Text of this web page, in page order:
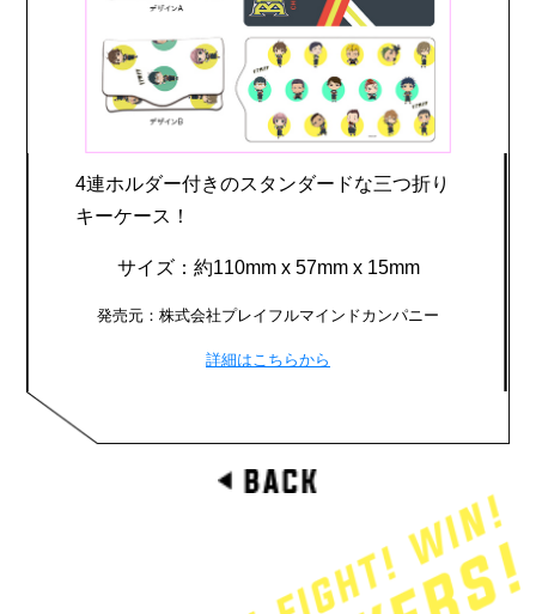
4連ホルダー付きのスタンダードな三つ折り
キーケース！
サイズ：約110mm x 57mm x 15mm
発売元：株式会社プレイフルマインドカンパニー
詳細はこちらから